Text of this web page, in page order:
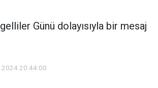
Günü dolayısıyla bir mesaj
20:44:00